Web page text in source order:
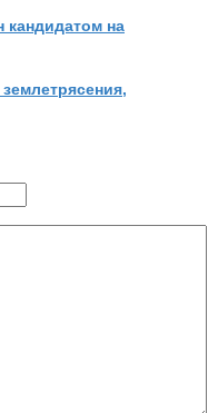
кандидатом на